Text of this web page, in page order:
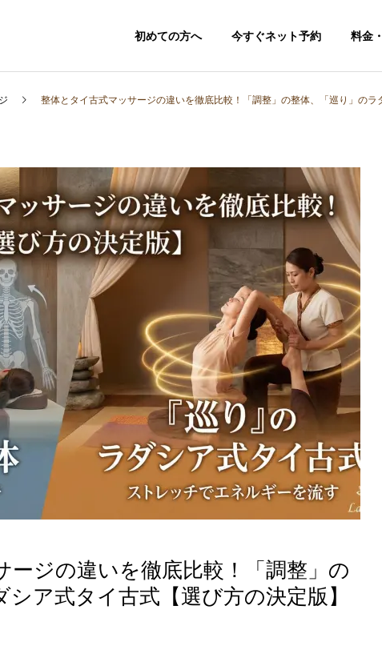
初めての方へ 今すぐネット予約 料金
バリニーズ
アロママッサージ
お得なセット
メニュー
整体とタイ古式マッサージの違いを徹底比較！「調整」の整体、「巡り」のラ
ージの違いを徹底比較！「調整」の
ア式タイ古式【選び方の決定版】